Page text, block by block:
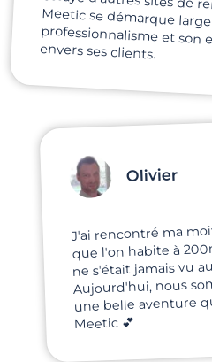
envers ses clients.
Olivier
J'ai rencontré ma
que l'on habite à
ne s'était jamais vu
Aujourd'hui, nous
une belle aventure
Meetic 💕